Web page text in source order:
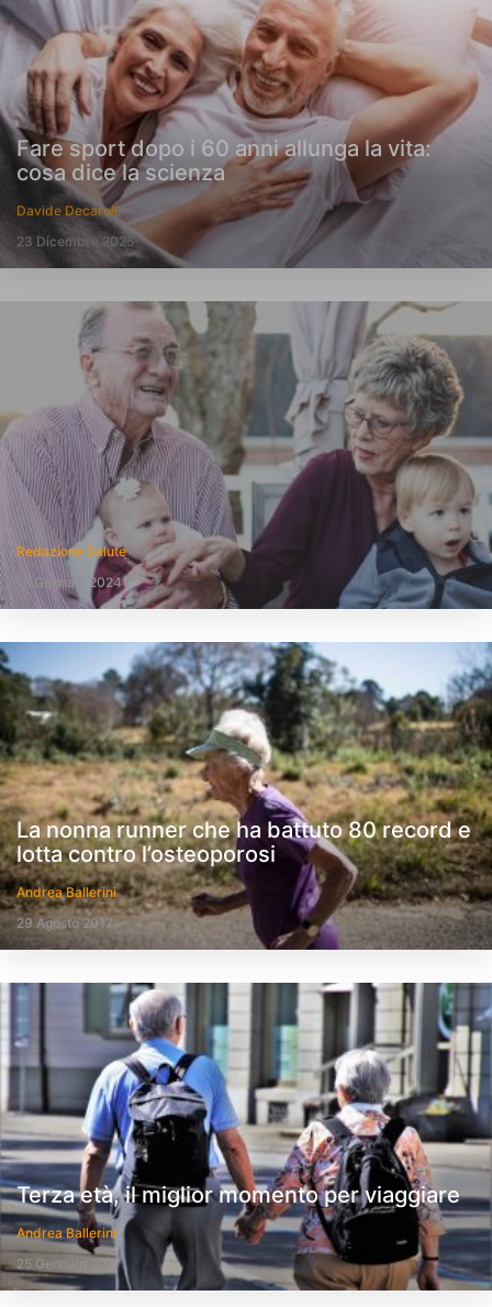
Fare sport dopo i 60 anni allunga la vita:
cosa dice la scienza
Davide Decaroli
23 Dicembre 2025
Redazione Salute
15 Gennaio 2024
La nonna runner che ha battuto 80 record e
lotta contro l’osteoporosi
Andrea Ballerini
29 Agosto 2017
Terza età, il miglior momento per viaggiare
Andrea Ballerini
25 Gennaio 2017